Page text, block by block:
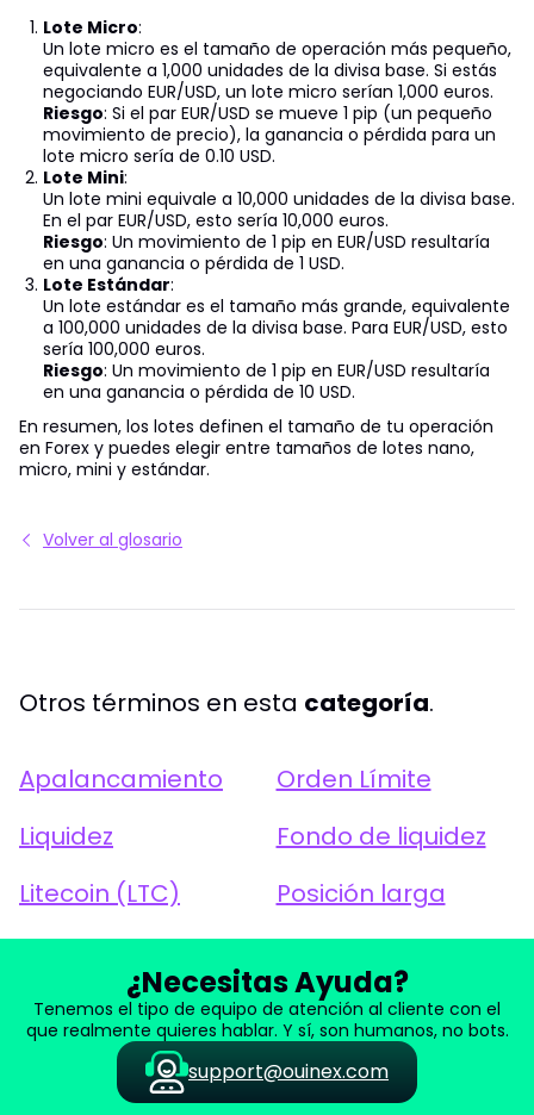
Lote Micro:
Un lote micro es el tamaño de operación más pequeño,
equivalente a 1,000 unidades de la divisa base. Si estás
negociando EUR/USD, un lote micro serían 1,000 euros.
Riesgo: Si el par EUR/USD se mueve 1 pip (un pequeño
movimiento de precio), la ganancia o pérdida para un
lote micro sería de 0.10 USD.
Lote Mini:
Un lote mini equivale a 10,000 unidades de la divisa base.
En el par EUR/USD, esto sería 10,000 euros.
Riesgo: Un movimiento de 1 pip en EUR/USD resultaría
en una ganancia o pérdida de 1 USD.
Lote Estándar:
Un lote estándar es el tamaño más grande, equivalente
a 100,000 unidades de la divisa base. Para EUR/USD, esto
sería 100,000 euros.
Riesgo: Un movimiento de 1 pip en EUR/USD resultaría
en una ganancia o pérdida de 10 USD.
En resumen, los lotes definen el tamaño de tu operación
en Forex y puedes elegir entre tamaños de lotes nano,
micro, mini y estándar.
Volver al glosario
Otros términos en esta categoría.
Apalancamiento
Orden Límite
Liquidez
Fondo de liquidez
Litecoin (LTC)
Posición larga
¿Necesitas Ayuda?
Tenemos el tipo de equipo de atención al cliente con el
que realmente quieres hablar. Y sí, son humanos, no bots.
support@ouinex.com